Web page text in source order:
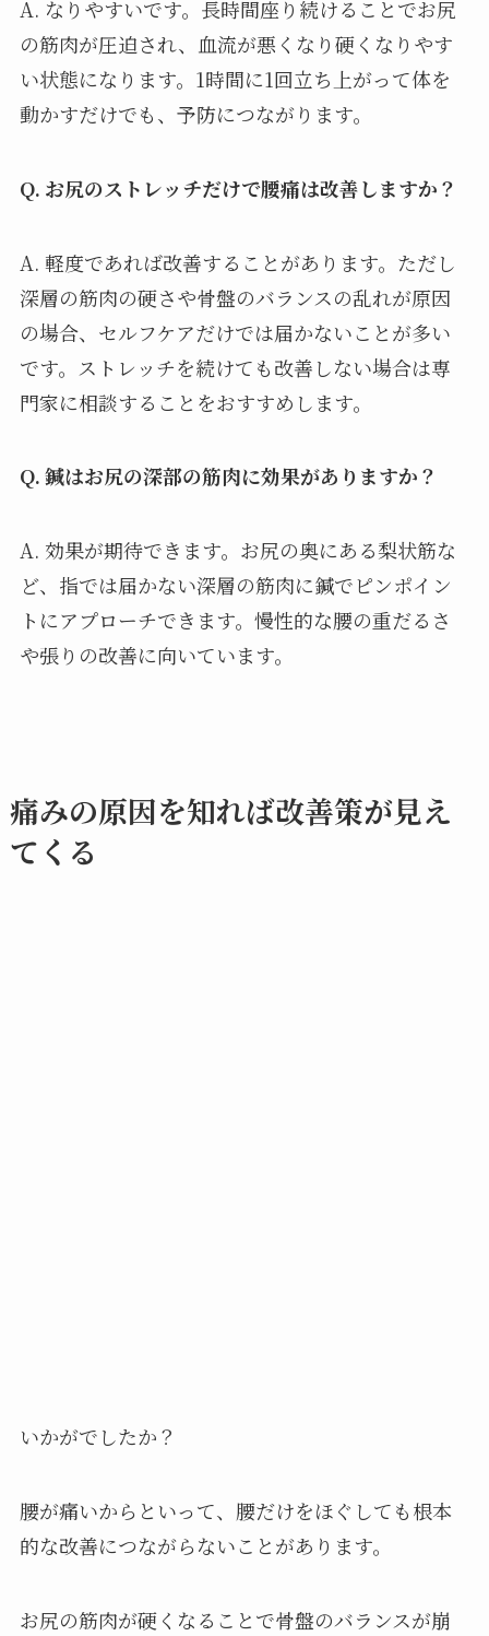
A. なりやすいです。長時間座り続けることでお尻
の筋肉が圧迫され、血流が悪くなり硬くなりやす
い状態になります。1時間に1回立ち上がって体を
動かすだけでも、予防につながります。
Q. お尻のストレッチだけで腰痛は改善しますか？
A. 軽度であれば改善することがあります。ただし
深層の筋肉の硬さや骨盤のバランスの乱れが原因
の場合、セルフケアだけでは届かないことが多い
です。ストレッチを続けても改善しない場合は専
門家に相談することをおすすめします。
Q. 鍼はお尻の深部の筋肉に効果がありますか？
A. 効果が期待できます。お尻の奥にある梨状筋な
ど、指では届かない深層の筋肉に鍼でピンポイン
トにアプローチできます。慢性的な腰の重だるさ
や張りの改善に向いています。
痛みの原因を知れば改善策が見え
てくる
いかがでしたか？
腰が痛いからといって、腰だけをほぐしても根本
的な改善につながらないことがあります。
お尻の筋肉が硬くなることで骨盤のバランスが崩